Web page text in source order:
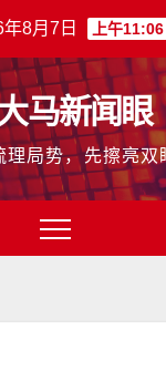
8月7日 上午11:06
马新闻眼
理局势，先擦亮双